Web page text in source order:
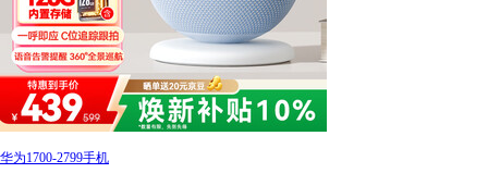
华为1700-2799手机